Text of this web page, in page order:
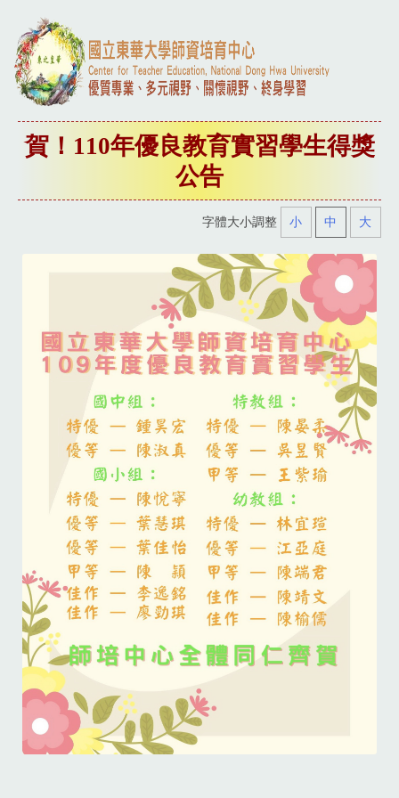
賀！110年優良教育實習學生得獎
公告
字體大小調整 小 中 大